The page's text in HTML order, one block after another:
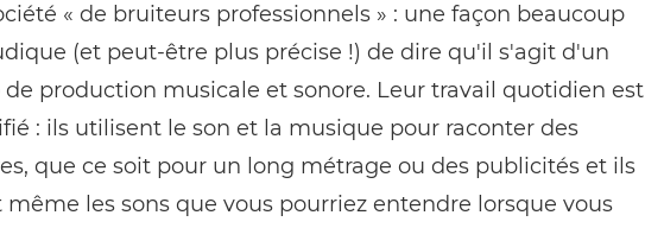
« de bruiteurs professionnels » : une façon beaucoup
(et peut-être plus précise !) de dire qu'il s'agit d'un
production musicale et sonore. Leur travail quotidien est
: ils utilisent le son et la musique pour raconter des
que ce soit pour un long métrage ou des publicités et ils
même les sons que vous pourriez entendre lorsque vous